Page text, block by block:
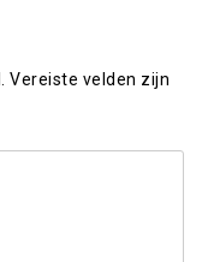
Vereiste velden zijn